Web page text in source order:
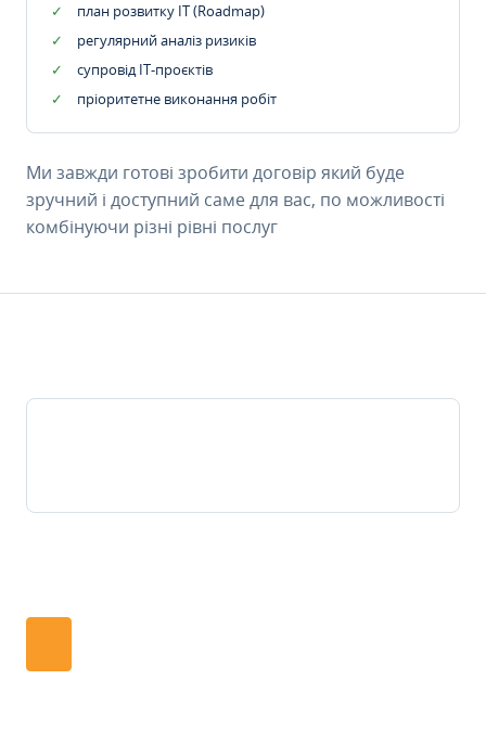
план розвитку IT (Roadmap)
регулярний аналіз ризиків
супровід ІТ-проєктів
пріоритетне виконання робіт
Ми завжди готові зробити договір який буде
зручний і доступний саме для вас, по можливості
комбінуючи різні рівні послуг